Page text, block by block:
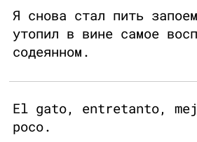
Я снова стал пить
утопил в вине самое
содеянном.
El gato, entretanto,
poco.